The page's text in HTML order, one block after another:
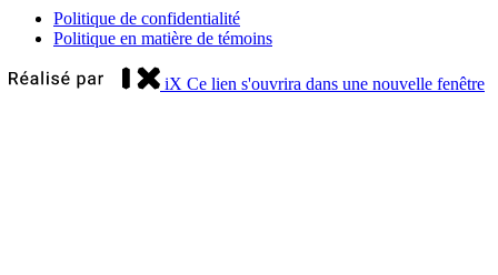
Politique de confidentialité
Politique en matière de témoins
iX Ce lien s'ouvrira dans une nouvelle fenêtre